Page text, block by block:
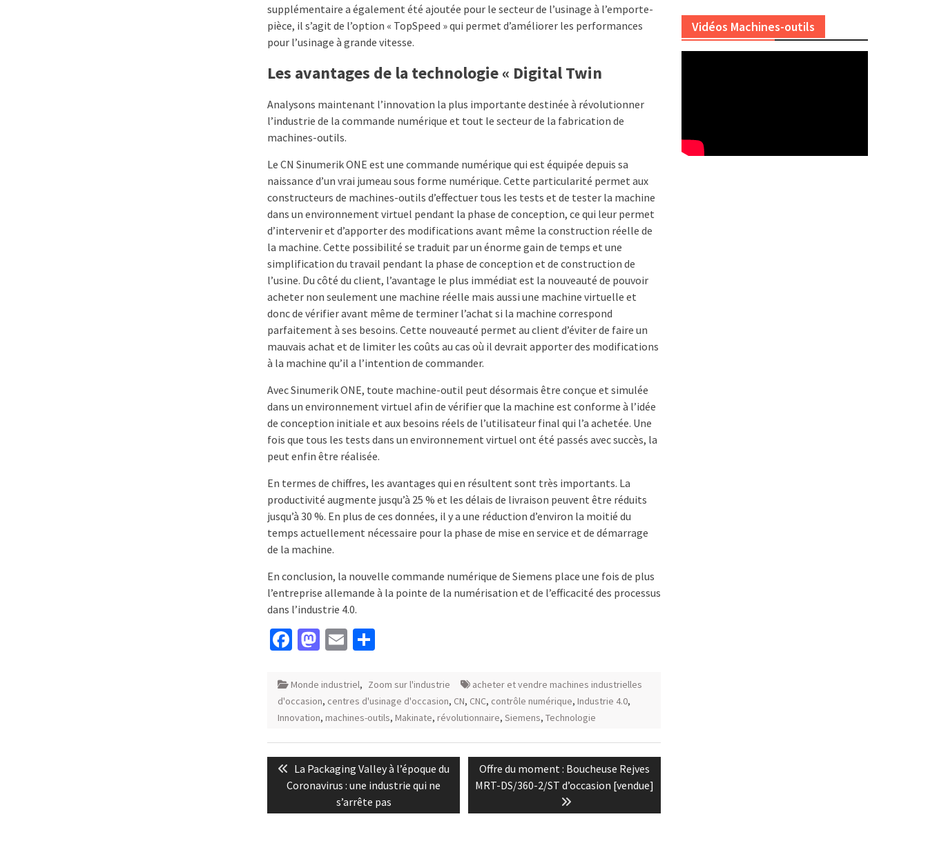
supplémentaire a également été ajoutée pour le secteur de l’usinage à l’emporte-
pièce, il s’agit de l’option « TopSpeed » qui permet d’améliorer les performances
pour l’usinage à grande vitesse.
Les avantages de la technologie « Digital Twin
Analysons maintenant l’innovation la plus importante destinée à révolutionner
l’industrie de la commande numérique et tout le secteur de la fabrication de
machines-outils.
Le CN Sinumerik ONE est une commande numérique qui est équipée depuis sa
naissance d’un vrai jumeau sous forme numérique. Cette particularité permet aux
constructeurs de machines-outils d’effectuer tous les tests et de tester la machine
dans un environnement virtuel pendant la phase de conception, ce qui leur permet
d’intervenir et d’apporter des modifications avant même la construction réelle de
la machine. Cette possibilité se traduit par un énorme gain de temps et une
simplification du travail pendant la phase de conception et de construction de
l’usine. Du côté du client, l’avantage le plus immédiat est la nouveauté de pouvoir
acheter non seulement une machine réelle mais aussi une machine virtuelle et
donc de vérifier avant même de terminer l’achat si la machine correspond
parfaitement à ses besoins. Cette nouveauté permet au client d’éviter de faire un
mauvais achat et de limiter les coûts au cas où il devrait apporter des modifications
à la machine qu’il a l’intention de commander.
Avec Sinumerik ONE, toute machine-outil peut désormais être conçue et simulée
dans un environnement virtuel afin de vérifier que la machine est conforme à l’idée
de conception initiale et aux besoins réels de l’utilisateur final qui l’a achetée. Une
fois que tous les tests dans un environnement virtuel ont été passés avec succès, la
peut enfin être réalisée.
En termes de chiffres, les avantages qui en résultent sont très importants. La
productivité augmente jusqu’à 25 % et les délais de livraison peuvent être réduits
jusqu’à 30 %. En plus de ces données, il y a une réduction d’environ la moitié du
temps actuellement nécessaire pour la phase de mise en service et de démarrage
de la machine.
En conclusion, la nouvelle commande numérique de Siemens place une fois de plus
l’entreprise allemande à la pointe de la numérisation et de l’efficacité des processus
dans l’industrie 4.0.
Facebook
Mastodon
Email
Monde industriel, Zoom sur l'industrie
acheter et vendre machines industrielles
d'occasion, centres d'usinage d'occasion, CN, CNC, contrôle numérique, Industrie 4.0,
Innovation, machines-outils, Makinate, révolutionnaire, Siemens, Technologie
Navigation
de
Previous
post:
La Packaging Valley à l’époque du
Coronavirus : une industrie qui ne
s’arrête pas
Next
post:
Offre du moment : Boucheuse Rejves
MRT-DS/360-2/ST d’occasion [vendue]
Vidéos Machines-outils